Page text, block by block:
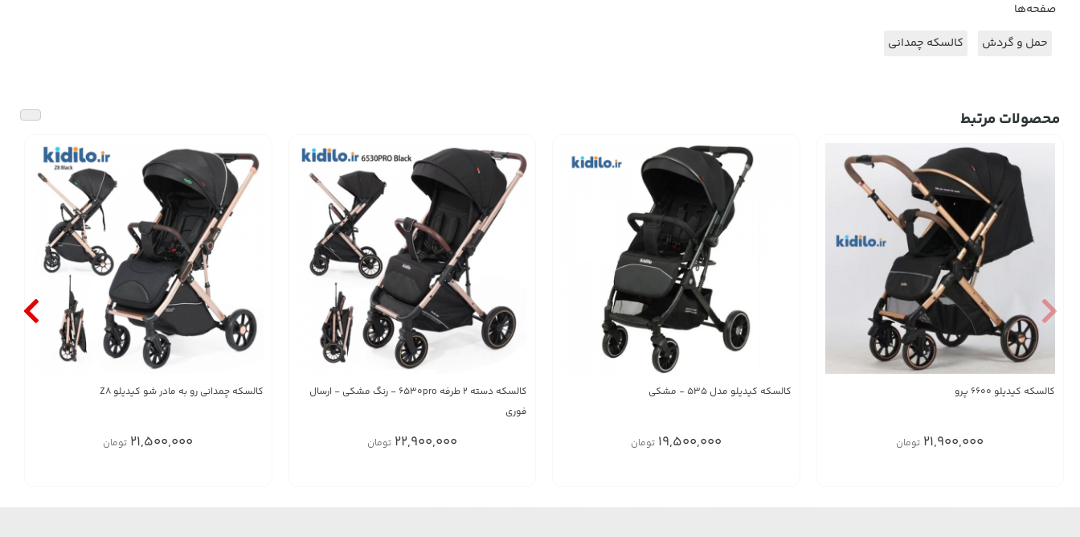
صفحه‌ها
حمل و گردش
کالسکه چمدانی
محصولات مرتبط
کالسکه کیدیلو 6600 پرو
21,900,000 تومان
کالسکه کیدیلو مدل 535 - مشکی
19,500,000 تومان
کالسکه دسته 2 طرفه 6530pro - رنگ مشکی - ارسال
فوری
22,900,000 تومان
کالسکه چمدانی رو به مادر شو کیدیلو Z8
21,500,000 تومان